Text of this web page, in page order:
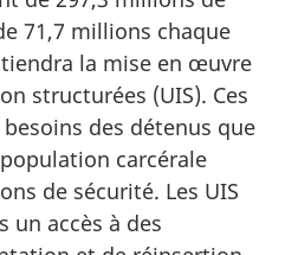
71,7 millions chaque
la mise en œuvre
structurées (UIS). Ces
des détenus que
carcérale
de sécurité. Les UIS
un accès à des